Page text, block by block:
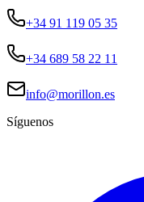
+34 91 119 05 35
+34 689 58 22 11
info@morillon.es
Síguenos